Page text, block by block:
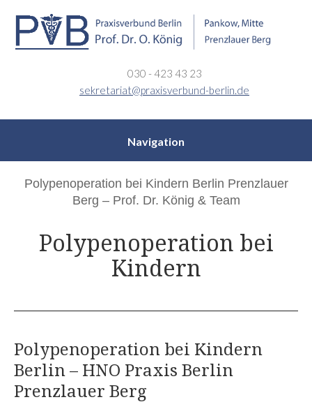
030 - 423 43 23
sekretariat@praxisverbund-berlin.de
Navigation
Polypenoperation bei Kindern Berlin Prenzlauer
Berg – Prof. Dr. König & Team
Polypenoperation bei
Kindern
Polypenoperation bei Kindern
Berlin – HNO Praxis Berlin
Prenzlauer Berg